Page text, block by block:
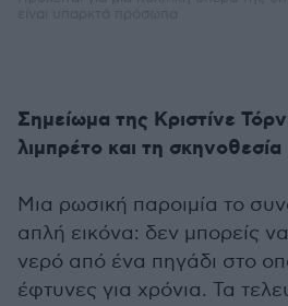
Σημείωμα της Κριστίνε
λιμπρέτο και τη σκηνοθεσία
Μια ρωσική παροιμία το
απλή εικόνα: δεν μπορείς
νερό από ένα πηγάδι στο
έφτυνες για χρόνια. Τα